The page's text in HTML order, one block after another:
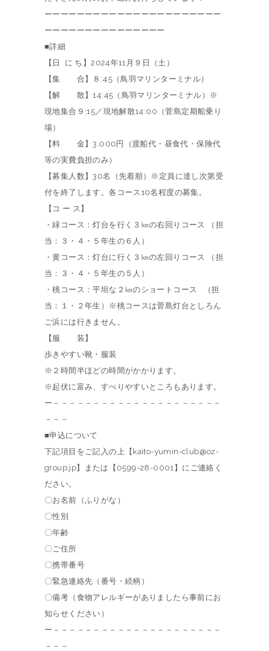
ーーーーーーーーーーーーーーーーーーーーーー
ーーーーーーーーーーーーーーー
■詳細
【日 に ち】2024年11月９日（土）
【集 合】８:45（鳥羽マリンターミナル）
【解 散】14:45（鳥羽マリンターミナル）※
現地集合９:15／現地解散14:00（菅島定期船乗り
場）
【料 金】3,000円（渡船代・昼食代・保険代
等の実費負担のみ）
【募集人数】30名（先着順）※定員に達し次第受
付を終了します。各コース10名程度の募集。
【コ ー ス】
・緑コース：灯台を行く３㎞の右回りコース （担
当：３・４・５年生の６人）
・黄コース：灯台に行く３㎞の左回りコース （担
当：３・４・５年生の５人）
・桃コース：平坦な２㎞のショートコース （担
当：１・２年生）※桃コースは菅島灯台としろん
ご浜には行きません。
【服 装】
歩きやすい靴・服装
※２時間半ほどの時間がかかります。
※起伏に富み、すべりやすいところもあります。
ー－－－－－－－－－－－－－－－－－－－－－
－－－
■申込について
下記項目をご記入の上【kaito-yumin-club@oz-
group.jp】または【0599-28-0001】にご連絡く
ださい。
〇お名前（ふりがな）
〇性別
〇年齢
〇ご住所
〇携帯番号
〇緊急連絡先（番号・続柄）
〇備考（食物アレルギーがありましたら事前にお
知らせください）
ー－－－－－－－－－－－－－－－－－－－－－
－－－